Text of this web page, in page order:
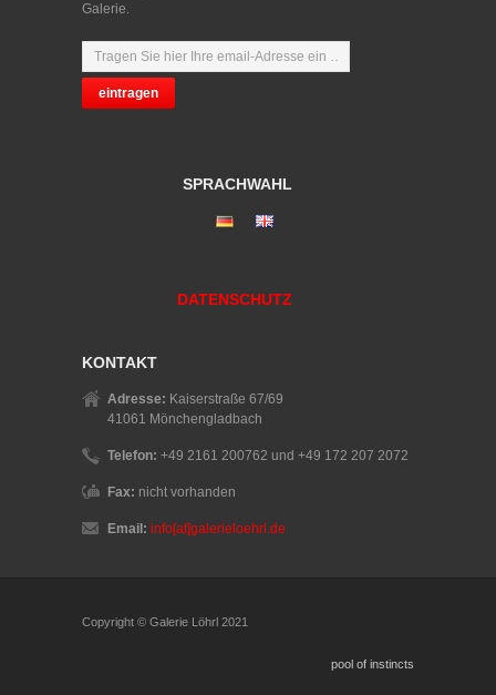
Galerie.
SPRACHWAHL
DATENSCHUTZ
KONTAKT
Adresse: Kaiserstraße 67/69
41061 Mönchengladbach
Telefon: +49 2161 200762 und +49 172 207 2072
Fax: nicht vorhanden
Email: info[at]galerieloehrl.de
Copyright © Galerie Löhrl 2021
pool of instincts